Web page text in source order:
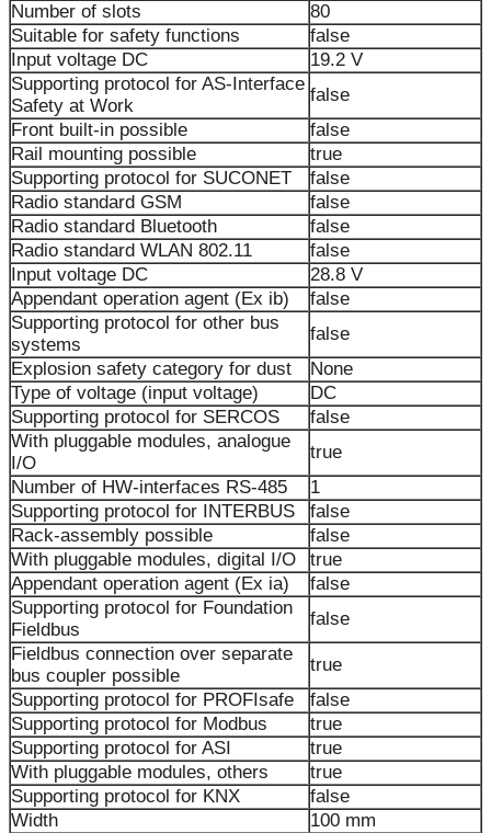
Number of slots
80
Suitable for safety functions
false
Input voltage DC
19.2 V
Supporting protocol for AS-Interface
Safety at Work
false
Front built-in possible
false
Rail mounting possible
true
Supporting protocol for SUCONET
false
Radio standard GSM
false
Radio standard Bluetooth
false
Radio standard WLAN 802.11
false
Input voltage DC
28.8 V
Appendant operation agent (Ex ib)
false
Supporting protocol for other bus
systems
false
Explosion safety category for dust
None
Type of voltage (input voltage)
DC
Supporting protocol for SERCOS
false
With pluggable modules, analogue
I/O
true
Number of HW-interfaces RS-485
1
Supporting protocol for INTERBUS
false
Rack-assembly possible
false
With pluggable modules, digital I/O
true
Appendant operation agent (Ex ia)
false
Supporting protocol for Foundation
Fieldbus
false
Fieldbus connection over separate
bus coupler possible
true
Supporting protocol for PROFIsafe
false
Supporting protocol for Modbus
true
Supporting protocol for ASI
true
With pluggable modules, others
true
Supporting protocol for KNX
false
Width
100 mm